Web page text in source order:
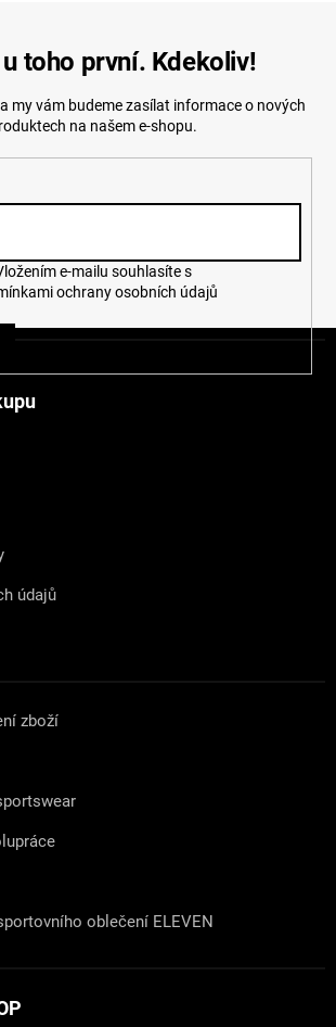
toho první. Kdekoliv!
my vám budeme zasílat informace o nových
na našem e-shopu.
ochrany osobních údajů
údajů
zboží
oblečení ELEVEN